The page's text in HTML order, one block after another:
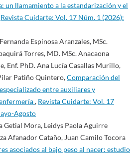
un llamamiento a la estandarización y el
Revista Cuidarte: Vol. 17 Núm. 1 (2026):
Espinosa Aranzales, MSc.
Torres, MD. MSc. Anacaona
Enf. PhD. Ana Lucía Casallas Murillo,
Patiño Quintero,Comparación del
entre auxiliares y
, Revista Cuidarte: Vol. 17
Agosto
Getial Mora, Leidys Paola Aguirre
Afanador Cataño, Juan Camilo Tocora
asociados al bajo peso al nacer: estudio